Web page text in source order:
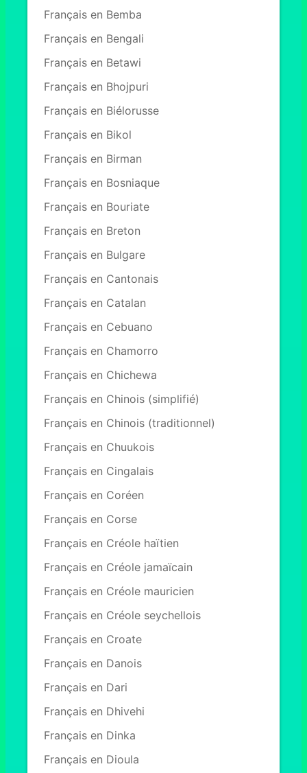
Français en Bemba
Français en Bengali
Français en Betawi
Français en Bhojpuri
Français en Biélorusse
Français en Bikol
Français en Birman
Français en Bosniaque
Français en Bouriate
Français en Breton
Français en Bulgare
Français en Cantonais
Français en Catalan
Français en Cebuano
Français en Chamorro
Français en Chichewa
Français en Chinois (simplifié)
Français en Chinois (traditionnel)
Français en Chuukois
Français en Cingalais
Français en Coréen
Français en Corse
Français en Créole haïtien
Français en Créole jamaïcain
Français en Créole mauricien
Français en Créole seychellois
Français en Croate
Français en Danois
Français en Dari
Français en Dhivehi
Français en Dinka
Français en Dioula